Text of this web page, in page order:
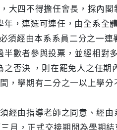
大四不得擔任會長，採內閣
連選可連任，由全系全體
須經由本系系員二分之一連
者參與投票，並經相對多
決 ，則在罷免人之任期內
，學期有二分之一以上學分
經由指導老師之同意、經由
月，正式交接期間為學期